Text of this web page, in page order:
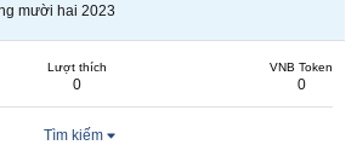
mười hai 2023
Lượt thích
0
VNB Token
0
Tìm kiếm